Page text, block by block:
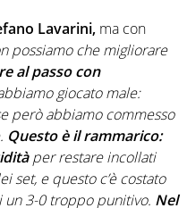
Lavarini, ma con
possiamo che migliorare
al passo con
giocato male:
però abbiamo commesso
Questo è il rammarico:
per restare incollati
set, e questo c’è costato
un 3-0 troppo punitivo. Nel